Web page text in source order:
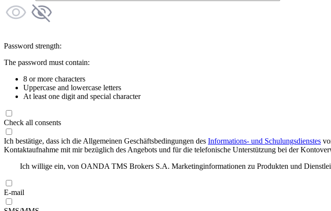
Password strength:
The password must contain:
8 or more characters
Uppercase and lowercase letters
At least one digit and special character
Check all consents
Ich bestätige, dass ich die Allgemeinen Geschäftsbedingungen des Informations- und Schulungsdienstes
Kontaktaufnahme mit mir bezüglich des Angebots und für die telefonische Unterstützung bei der
Ich willige ein, von OANDA TMS Brokers S.A. Marketinginformationen zu Produkten und
E-mail